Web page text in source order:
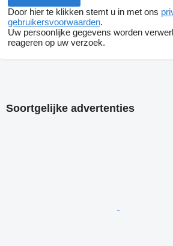
Door hier te klikken stemt u in met ons
gebruikersvoorwaarden.
Uw persoonlijke gegevens worden
reageren op uw verzoek.
Soortgelijke advertenties